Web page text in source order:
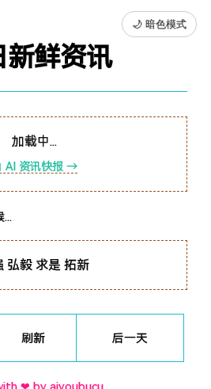
🌙 暗色模式
新鲜资讯
加载中...
AI 资讯快报 →
弘毅 求是 拓新
刷新 后一天
❤ by aiyoubucu.